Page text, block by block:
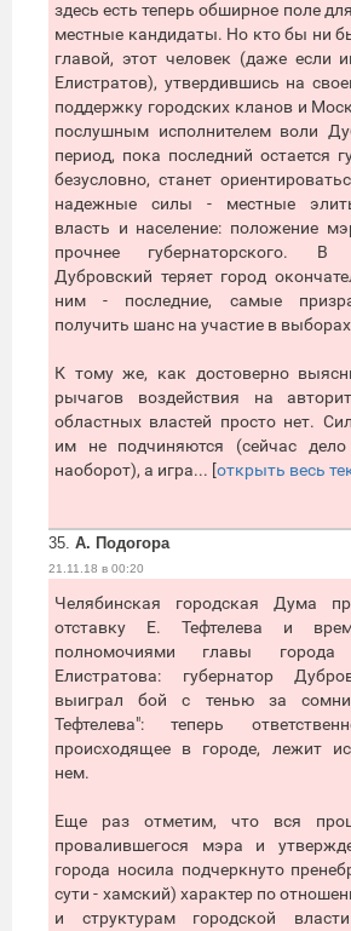
здесь есть теперь обширное поле
местные кандидаты. Но кто бы ни
главой, этот человек (даже если
Елистратов), утвердившись на
поддержку городских кланов и
послушным исполнителем воли
период, пока последний остается
безусловно, станет
надежные силы - местные
власть и население: положение
прочнее губернаторского.
Дубровский теряет город
ним - последние, самые
получить шанс на участие в
К тому же, как достоверно
рычагов воздействия на
областных властей просто нет.
им не подчиняются (сейчас дело
наоборот), а игра... [открыть весь
35. А. Подогора
21.11.18 в 00:20
Челябинская городская Дума
отставку Е. Тефтелева и
полномочиями главы
Елистратова: губернатор
выиграл бой с тенью за
Тефтелева": теперь
происходящее в городе, лежит
нем.
Еще раз отметим, что вся
провалившегося мэра и
города носила подчеркнуто
сути - хамский) характер по
и структурам городской